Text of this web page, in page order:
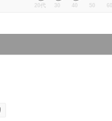
20代 30 40 50 60